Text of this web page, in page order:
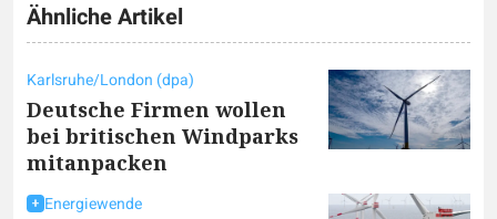
Ähnliche Artikel
Karlsruhe/London (dpa)
Deutsche Firmen wollen
bei britischen Windparks
mitanpacken
Energiewende